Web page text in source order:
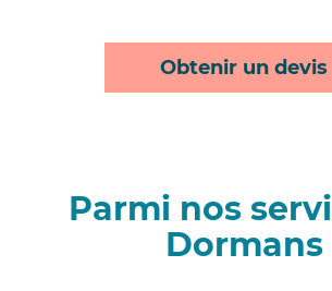
Obtenir un devis
Parmi nos
Dormans